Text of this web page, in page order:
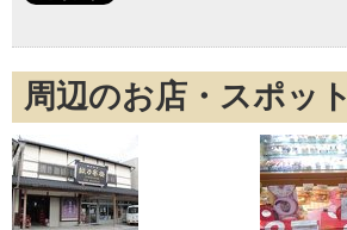
周辺のお店・スポット